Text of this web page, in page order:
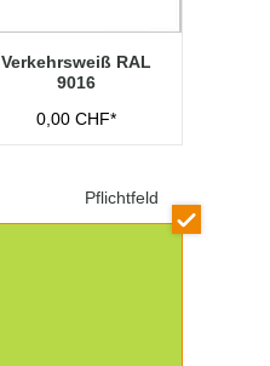
Verkehrsweiß RAL
9016
0,00 CHF*
Pflichtfeld